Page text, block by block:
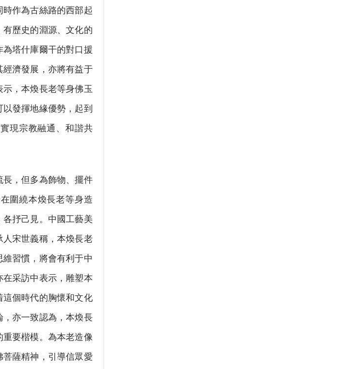
作為古絲路的西部起
歷史的淵源、文化的
塔什庫爾干的對口援
濟發展，亦將有益于
，本煥長老等身佛玉
發揮地緣優勢，起到
現宗教融通、和諧共
，但多為飾物、擺件
圍繞本煥長老等身造
抒己見。中國工藝美
宋世義稱，本煥長老
習慣，將會有利于中
采訪中表示，雕塑本
個時代的胸懷和文化
亦一致認為，本煥長
要楷模。為本老造像
薩精神，引導信眾愛